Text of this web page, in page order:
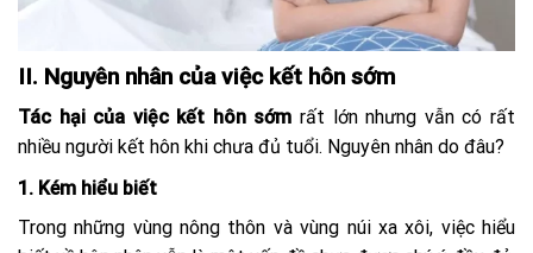
II. Nguyên nhân của việc kết hôn sớm
Tác hại của việc kết hôn sớm rất lớn nhưng vẫn có rất
nhiều người kết hôn khi chưa đủ tuổi. Nguyên nhân do đâu?
1. Kém hiểu biết
Trong những vùng nông thôn và vùng núi xa xôi, việc hiểu